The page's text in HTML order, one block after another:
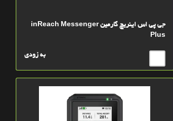
جی پی اس اینریچ گارمین inReach Messenger
Plus
به زودی